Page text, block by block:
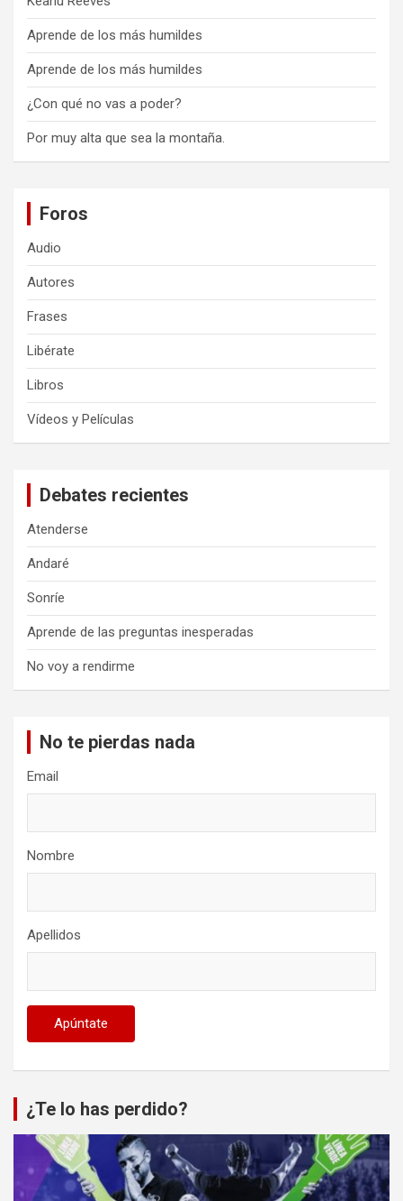
Aprende de los más humildes
Aprende de los más humildes
¿Con qué no vas a poder?
Por muy alta que sea la montaña.
Foros
Audio
Autores
Frases
Libérate
Libros
Vídeos y Películas
Debates recientes
Atenderse
Andaré
Sonríe
Aprende de las preguntas inesperadas
No voy a rendirme
No te pierdas nada
Email
Nombre
Apellidos
¿Te lo has perdido?